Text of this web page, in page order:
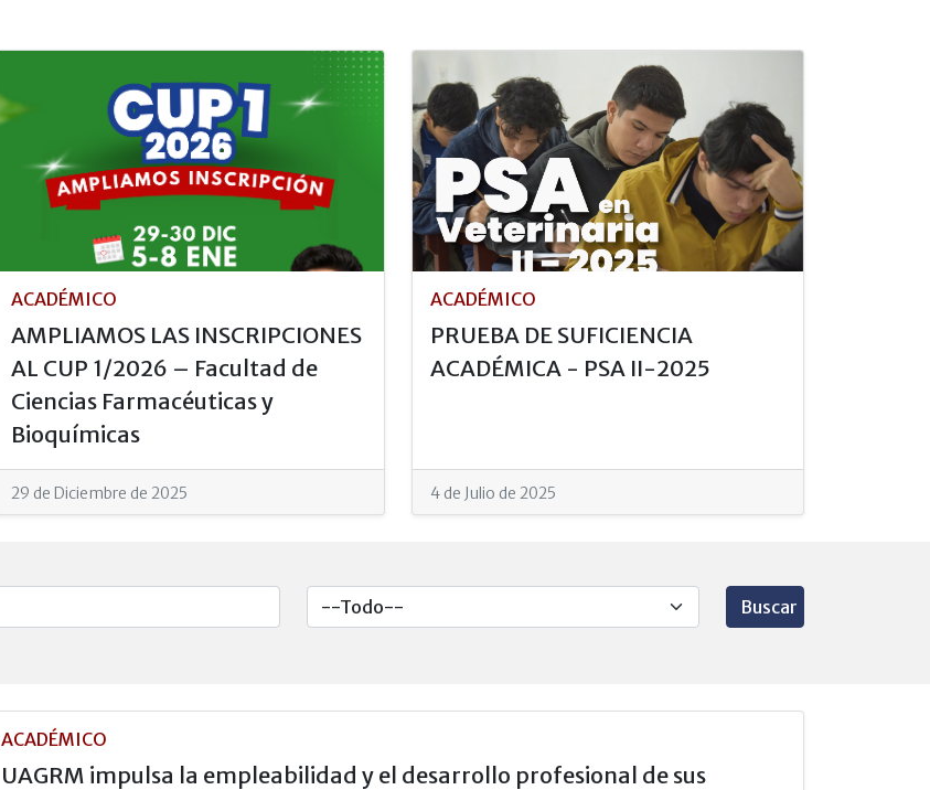
ACADÉMICO
AMPLIAMOS LAS INSCRIPCIONES
AL CUP 1/2026 – Facultad de
Ciencias Farmacéuticas y
Bioquímicas
29 de Diciembre de 2025
ACADÉMICO
PRUEBA DE SUFICIENCIA
ACADÉMICA - PSA II-2025
4 de Julio de 2025
Buscar
ACADÉMICO
UAGRM impulsa la empleabilidad y el desarrollo profesional de sus